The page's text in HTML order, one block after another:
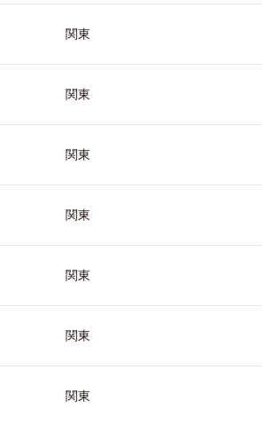
関東
関東
関東
関東
関東
関東
関東